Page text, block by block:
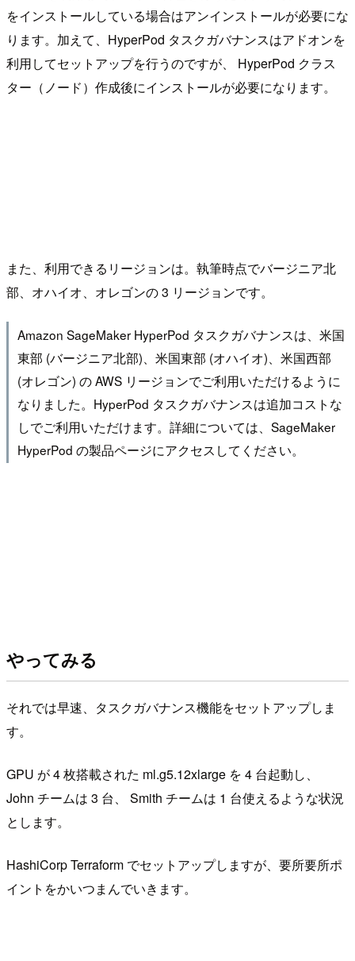
をインストールしている場合はアンインストールが必要にな
ります。加えて、HyperPod タスクガバナンスはアドオンを
利用してセットアップを行うのですが、 HyperPod クラス
ター（ノード）作成後にインストールが必要になります。
また、利用できるリージョンは。執筆時点でバージニア北
部、オハイオ、オレゴンの 3 リージョンです。
Amazon SageMaker HyperPod タスクガバナンスは、米国
東部 (バージニア北部)、米国東部 (オハイオ)、米国西部
(オレゴン) の AWS リージョンでご利用いただけるように
なりました。HyperPod タスクガバナンスは追加コストな
しでご利用いただけます。詳細については、SageMaker
HyperPod の製品ページにアクセスしてください。
やってみる
それでは早速、タスクガバナンス機能をセットアップしま
す。
GPU が 4 枚搭載された ml.g5.12xlarge を 4 台起動し、
John チームは 3 台、 Smith チームは 1 台使えるような状況
とします。
HashiCorp Terraform でセットアップしますが、要所要所ポ
イントをかいつまんでいきます。